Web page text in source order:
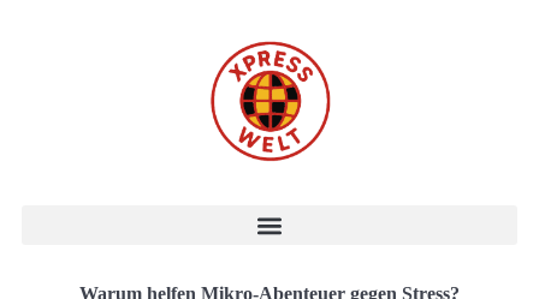
Warum helfen Mikro-Abenteuer gegen Stress?